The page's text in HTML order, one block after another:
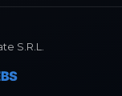
S.R.L.